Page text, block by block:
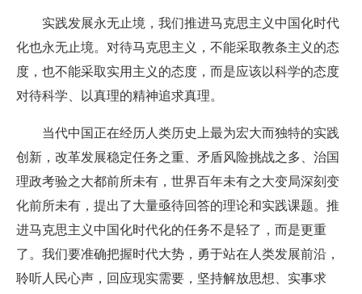
实践发展永无止境，我们推进马克思主义中国化时代
化也永无止境。对待马克思主义，不能采取教条主义的态
度，也不能采取实用主义的态度，而是应该以科学的态度
对待科学、以真理的精神追求真理。
当代中国正在经历人类历史上最为宏大而独特的实践
创新，改革发展稳定任务之重、矛盾风险挑战之多、治国
理政考验之大都前所未有，世界百年未有之大变局深刻变
化前所未有，提出了大量亟待回答的理论和实践课题。推
进马克思主义中国化时代化的任务不是轻了，而是更重
了。我们要准确把握时代大势，勇于站在人类发展前沿，
聆听人民心声，回应现实需要，坚持解放思想、实事求